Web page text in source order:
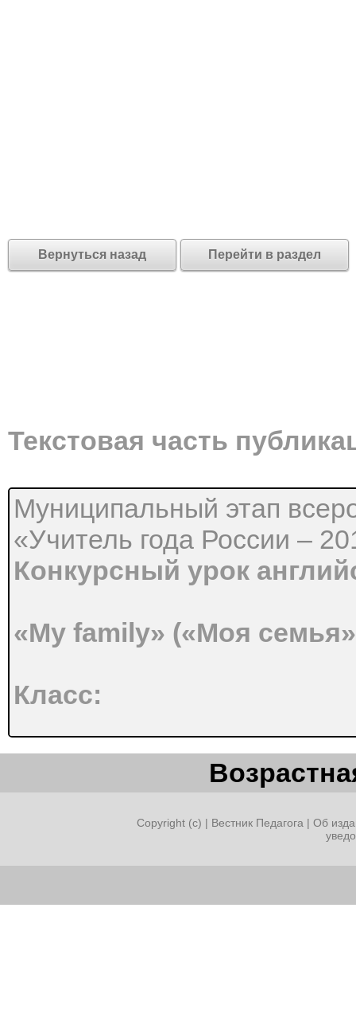
Вернуться назад Перейти в раздел
Текстовая часть
Муниципальный этап
«Учитель года России –
Конкурсный урок
«My family» («Моя
Класс:
Copyright (c) | Вестник Педагога | Об